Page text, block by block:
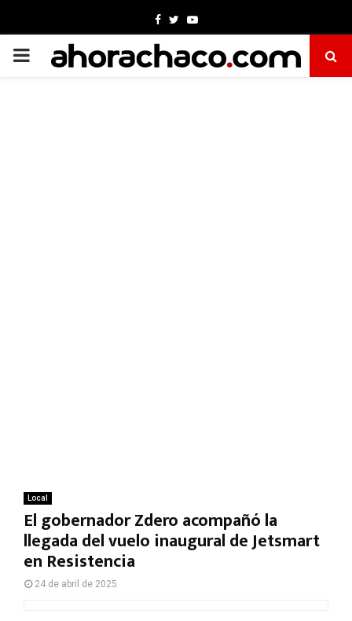
Facebook
TwitterYoutube
PRIMARY
Local
El gobernador Zdero acompañó la
llegada del vuelo inaugural de Jetsmart
en Resistencia
24 de abril de 2025